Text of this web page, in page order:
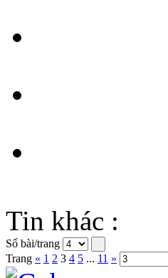
Tin khác :
Số bài/trang
Trang « 1 2 3 4 5 ... 11 »